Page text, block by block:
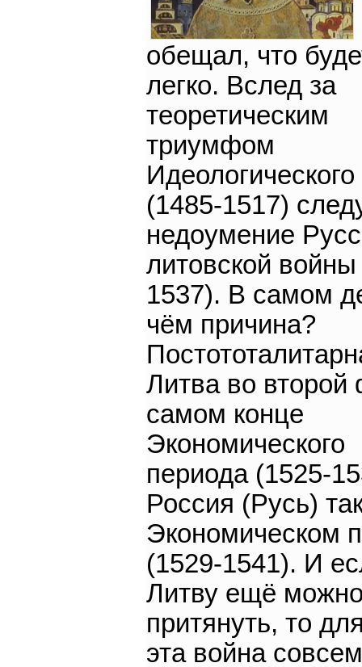
обещал, что
легко. Вслед за
теоретическим
триумфом
(1485-1517)
недоумение
литовской
1537). В самом
чём причина?
Литва во второй
самом конце
Экономического
периода (1525-
Россия (Русь)
Экономическом
(1529-1541). И
Литву ещё можно
притянуть, то
эта война совсем